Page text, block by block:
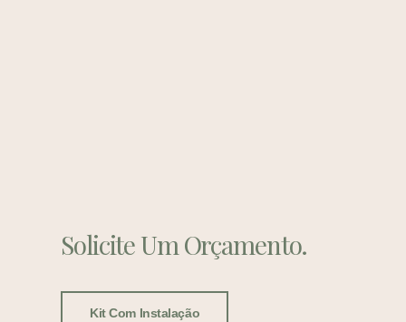
Solicite Um Orçamento.
Kit Com Instalação